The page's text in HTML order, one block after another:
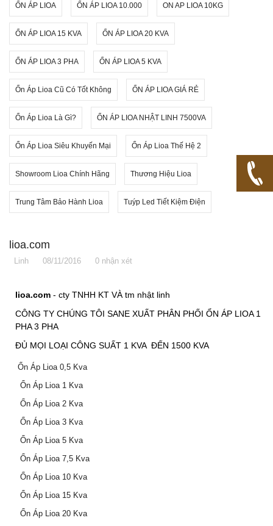
ỔN ÁP LIOA ỔN ÁP LIOA 10.000 ON AP LIOA 10KG
ỔN ÁP LIOA 15 KVA ỔN ÁP LIOA 20 KVA
ỔN ÁP LIOA 3 PHA ỔN ÁP LIOA 5 KVA
Ổn Áp Lioa Cũ Có Tốt Không ỔN ÁP LIOA GIÁ RẺ
Ổn Áp Lioa Là Gì? ỔN ÁP LIOA NHẬT LINH 7500VA
Ổn Áp Lioa Siêu Khuyến Mại Ổn Áp Lioa Thế Hệ 2
Showroom Lioa Chính Hãng Thương Hiệu Lioa
Trung Tâm Bảo Hành Lioa Tuýp Led Tiết Kiệm Điện
lioa.com
Linh 08/11/2016 0 nhận xét
lioa.com - cty TNHH KT VÀ tm nhật linh
CÔNG TY CHÚNG TÔI SANE XUẤT PHÂN PHỐI ỔN ÁP LIOA 1
PHA 3 PHA
ĐỦ MỌI LOẠI CÔNG SUẤT 1 KVA ĐẾN 1500 KVA
Ổn Áp Lioa 0,5 Kva
Ổn Áp Lioa 1 Kva
Ổn Áp Lioa 2 Kva
Ổn Áp Lioa 3 Kva
Ổn Áp Lioa 5 Kva
Ổn Áp Lioa 7,5 Kva
Ổn Áp Lioa 10 Kva
Ổn Áp Lioa 15 Kva
Ổn Áp Lioa 20 Kva